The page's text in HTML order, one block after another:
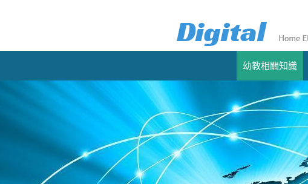
幼教相關知識